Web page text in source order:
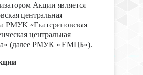
Акции является
центральная
РМУК «Екатериновская
центральная
(далее РМУК « ЕМЦБ»).